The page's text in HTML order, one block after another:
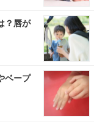
？唇が
ベープ